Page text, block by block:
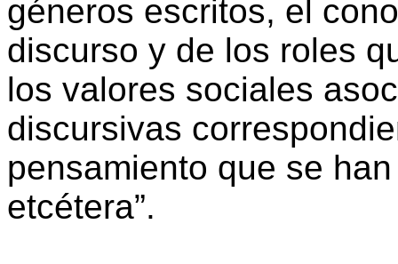
géneros escritos, el
discurso y de los roles
los valores sociales
discursivas
pensamiento que se
etcétera”.